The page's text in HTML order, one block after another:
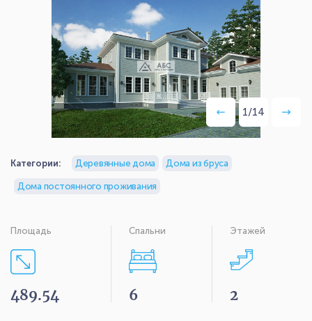
Категории: Деревянные дома Дома из бруса
Дома постоянного проживания
1/14
Площадь
489.54
Спальни
6
Этажей
2